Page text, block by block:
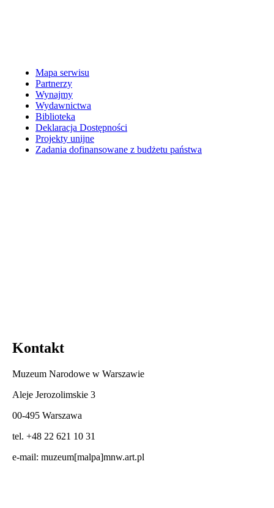
Mapa serwisu
Partnerzy
Wynajmy
Wydawnictwa
Biblioteka
Deklaracja Dostępności
Projekty unijne
Zadania dofinansowane z budżetu państwa
Kontakt
Muzeum Narodowe w Warszawie
Aleje Jerozolimskie 3
00-495 Warszawa
tel. +48 22 621 10 31
e-mail: muzeum[malpa]mnw.art.pl